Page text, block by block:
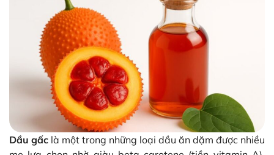
Dầu gấc là một trong những loại dầu ăn dặm được nhiều